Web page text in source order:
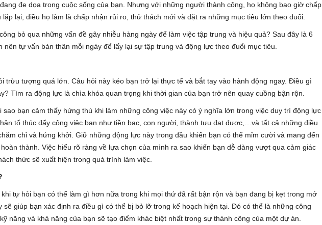
đe dọa trong cuộc sống của bạn. Nhưng với những người thành công, họ không bao giờ chấp
lại, điều họ làm là chấp nhận rủi ro, thử thách mới và đặt ra những mục tiêu lớn theo đuổi.
bỏ qua những vấn đề gây nhiễu hàng ngày để làm việc tập trung và hiệu quả? Sau đây là 6
nên tự vấn bản thân mỗi ngày để lấy lại sự tập trung và động lực theo đuổi mục tiêu.
trừu tượng quá lớn. Câu hỏi này kéo bạn trở lại thực tế và bắt tay vào hành động ngay. Điều gì
Tìm ra động lực là chìa khóa quan trọng khi thời gian của bạn trở nên quay cuồng bận rộn.
sao bạn cảm thấy hứng thú khi làm những công việc này có ý nghĩa lớn trong việc duy trì động lực
tố thúc đẩy công việc bạn như tiền bạc, con người, thành tựu đạt được,…và tất cả những điều
chỉ và hứng khởi. Giữ những động lực này trong đầu khiến bạn có thể mỉm cười và mang đến
thành. Việc hiểu rõ ràng về lựa chọn của mình ra sao khiến bạn dễ dàng vượt qua cảm giác
thức sẽ xuất hiện trong quá trình làm việc.
tự hỏi bạn có thể làm gì hơn nữa trong khi mọi thứ đã rất bận rộn và bạn đang bị kẹt trong mớ
sẽ giúp bạn xác định ra điều gì có thể bị bỏ lỡ trong kế hoạch hiện tại. Đó có thể là những công
năng và khả năng của bạn sẽ tạo điểm khác biệt nhất trong sự thành công của một dự án.